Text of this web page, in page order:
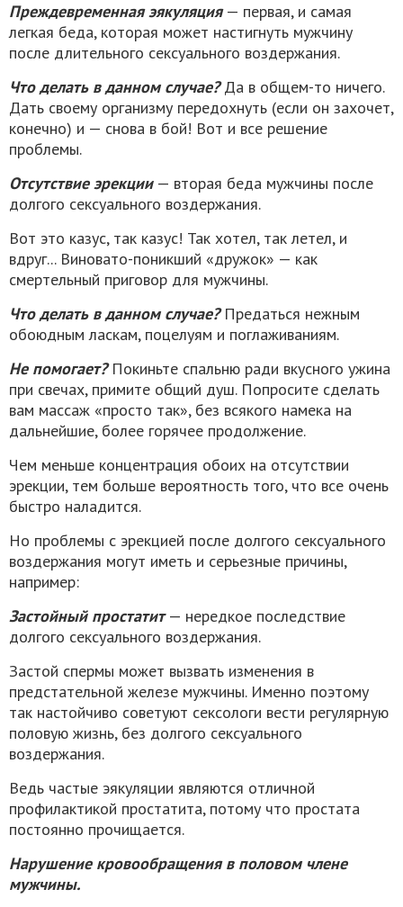
Преждевременная эякуляция— первая, и самая
легкая беда, которая может настигнуть мужчину
после длительного сексуального воздержания.
Что делать в данном случае?Да в общем-то ничего.
Дать своему организму передохнуть (если он захочет,
конечно) и — снова в бой! Вот и все решение
проблемы.
Отсутствие эрекции— вторая беда мужчины после
долгого сексуального воздержания.
Вот это казус, так казус! Так хотел, так летел, и
вдруг... Виновато-поникший «дружок» — как
смертельный приговор для мужчины.
Что делать в данном случае?Предаться нежным
обоюдным ласкам, поцелуям и поглаживаниям.
Не помогает?Покиньте спальню ради вкусного ужина
при свечах, примите общий душ. Попросите сделать
вам массаж «просто так», без всякого намека на
дальнейшие, более горячее продолжение.
Чем меньше концентрация обоих на отсутствии
эрекции, тем больше вероятность того, что все очень
быстро наладится.
Но проблемы с эрекцией после долгого сексуального
воздержания могут иметь и серьезные причины,
например:
Застойный простатит— нередкое последствие
долгого сексуального воздержания.
Застой спермы может вызвать изменения в
предстательной железе мужчины. Именно поэтому
так настойчиво советуют сексологи вести регулярную
половую жизнь, без долгого сексуального
воздержания.
Ведь частые эякуляции являются отличной
профилактикой простатита, потому что простата
постоянно прочищается.
Нарушение кровообращения в половом члене
мужчины.